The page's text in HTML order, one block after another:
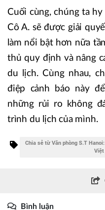
Cuối cùng, chúng ta
Cô A. sẽ được giải
làm nổi bật hơn nữa
thủ quy định và nâng
du lịch. Cùng nhau,
điệp cảnh báo này
những rủi ro không
trình du lịch của mình.
Chia sẻ từ Văn phòng S.T
Việt
Bình luận